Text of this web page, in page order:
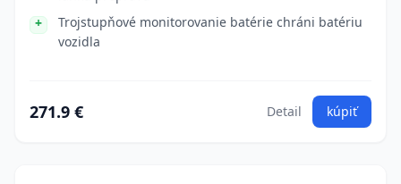
Trojstupňové monitorovanie batérie chráni batériu
vozidla
271.9 € Detail kúpiť